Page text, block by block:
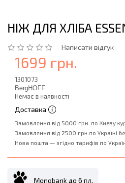
НІЖ ДЛЯ ХЛІБА
Написати відгук
1699 грн.
1301073
BergHOFF
Немає в наявності
Доставка
Замовлення від 5000 грн. по Києву
Замовлення від 2500 грн.по Україні
Нова пошта — згідно тарифів по
Monobank до 6 пл.